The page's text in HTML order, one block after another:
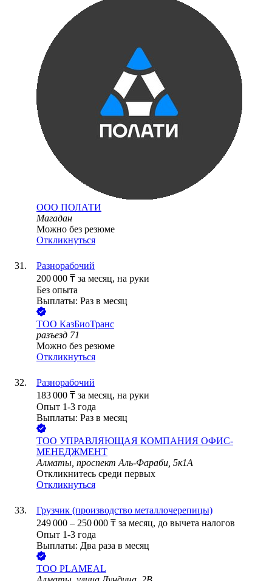
ООО ПОЛАТИ
Магадан
Можно без резюме
Откликнуться
Разнорабочий
200 000 ₸ за месяц, на руки
Без опыта
Выплаты: Раз в месяц
ТОО КазБиоТранс
разъезд 71
Можно без резюме
Откликнуться
Разнорабочий
183 000 ₸ за месяц, на руки
Опыт 1-3 года
Выплаты: Раз в месяц
ТОО УПРАВЛЯЮЩАЯ КОМПАНИЯ ОФИС-
МЕНЕДЖМЕНТ
Алматы, проспект Аль-Фараби, 5к1А
Откликнитесь среди первых
Откликнуться
Грузчик (производство металлочерепицы)
249 000 – 250 000 ₸ за месяц, до вычета налогов
Опыт 1-3 года
Выплаты: Два раза в месяц
ТОО PLAMEAL